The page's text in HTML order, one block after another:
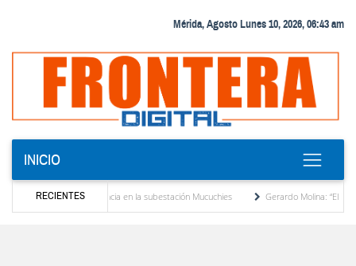
Mérida, Agosto Lunes 10, 2026, 06:43 am
INICIO
RECIENTES
de potencia en la subestación Mucuchies
Gerardo Molina: “El legado